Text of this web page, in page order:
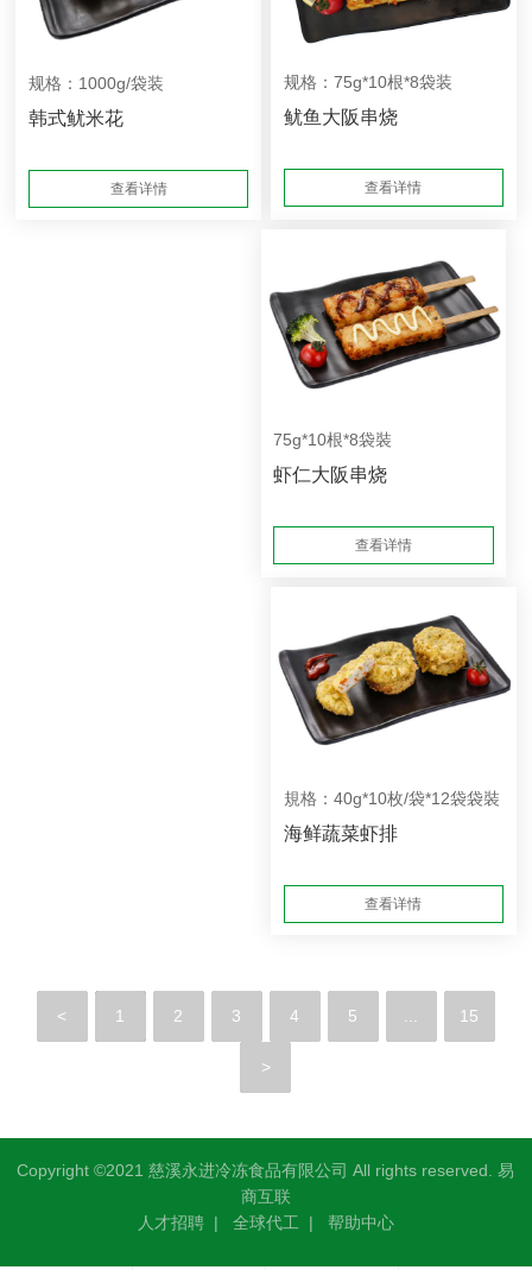
规格：1000g/袋装
韩式鱿米花
查看详情
规格：75g*10根*8袋装
鱿鱼大阪串烧
查看详情
75g*10根*8袋裝
虾仁大阪串烧
查看详情
規格：40g*10枚/袋*12袋袋裝
海鲜蔬菜虾排
查看详情
< 1 2 3 4 5 15
>
Copyright ©2021 慈溪永进冷冻食品有限公司 All rights reserved.易
商互联
人才招聘| 全球代工| 帮助中心